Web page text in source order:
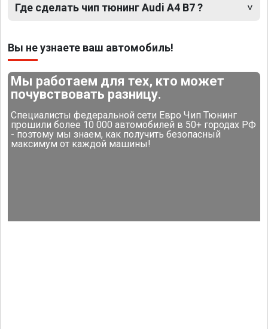
Где сделать чип тюнинг Audi A4 B7 ?
Вы не узнаете ваш автомобиль!
Мы работаем для тех, кто может
почувствовать разницу.
Специалисты федеральной сети Евро Чип Тюнинг
прошили более 10 000 автомобилей в 50+ городах РФ
- поэтому мы знаем, как получить безопасный
максимум от каждой машины!